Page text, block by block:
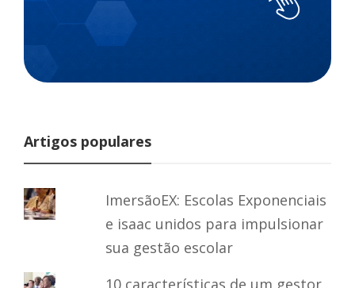
Artigos populares
ImersãoEX: Escolas Exponenciais
e isaac unidos para impulsionar
sua gestão escolar
10 características de um gestor